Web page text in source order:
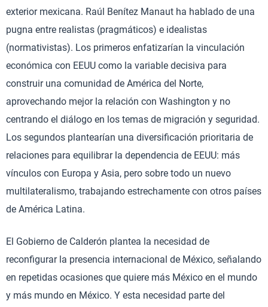
exterior mexicana. Raúl Benítez Manaut ha hablado de una
pugna entre realistas (pragmáticos) e idealistas
(normativistas). Los primeros enfatizarían la vinculación
económica con EEUU como la variable decisiva para
construir una comunidad de América del Norte,
aprovechando mejor la relación con Washington y no
centrando el diálogo en los temas de migración y seguridad.
Los segundos plantearían una diversificación prioritaria de
relaciones para equilibrar la dependencia de EEUU: más
vínculos con Europa y Asia, pero sobre todo un nuevo
multilateralismo, trabajando estrechamente con otros países
de América Latina.
El Gobierno de Calderón plantea la necesidad de
reconfigurar la presencia internacional de México, señalando
en repetidas ocasiones que quiere más México en el mundo
y más mundo en México. Y esta necesidad parte del